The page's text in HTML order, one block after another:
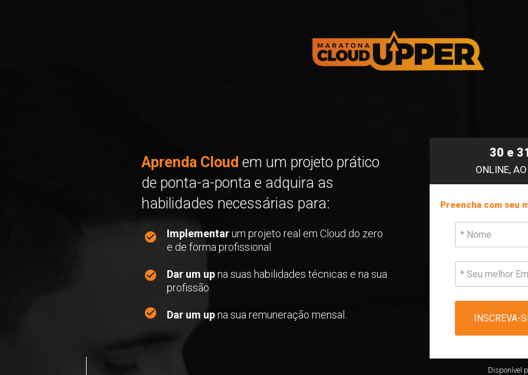
Aprenda Cloud em um projeto prático
de ponta-a-ponta e adquira as
habilidades necessárias para:
Implementar um projeto real em Cloud do zero
e de forma profissional.
Dar um up na suas habilidades técnicas e na sua
profissão.
Dar um up na sua remuneração mensal. INSCREVA-
Preencha com seu
Disponível
ONLINE,
30 e